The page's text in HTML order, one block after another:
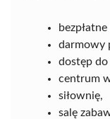
darmowy
dostęp
centrum
siłownię,
salę